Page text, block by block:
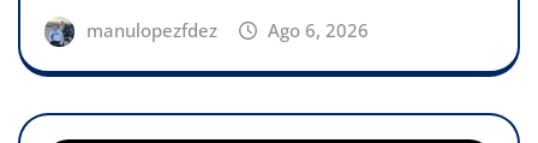
manulopezfdez Ago 6, 2026